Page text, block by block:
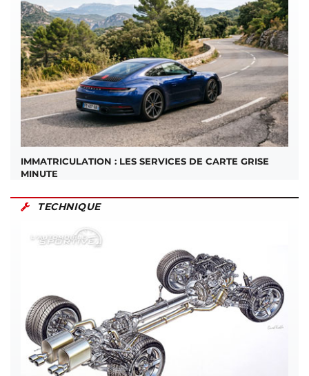
IMMATRICULATION : LES SERVICES DE CARTE GRISE
MINUTE
TECHNIQUE